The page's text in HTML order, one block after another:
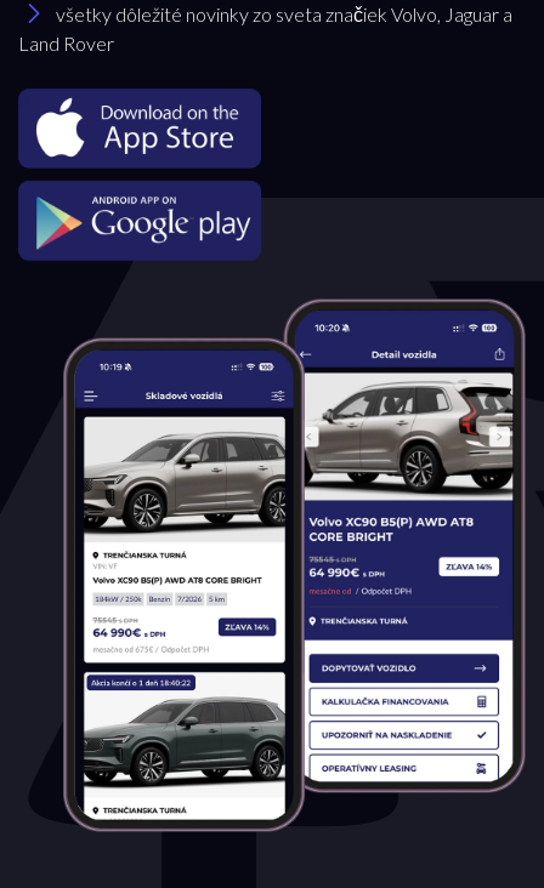
všetky dôležité novinky zo sveta značiek Volvo, Jaguar a
Land Rover